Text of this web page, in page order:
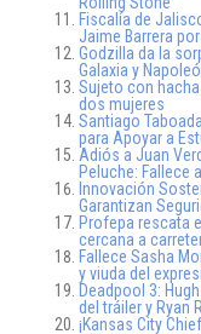
Fiscalía de
Jaime Barrera
Godzilla da la
Galaxia y
Sujeto con hacha
dos mujeres
Santiago
para Apoyar a
Adiós a Juan
Peluche: Fallece
Innovación
Garantizan
Profepa rescata
cercana a
Fallece Sasha
y viuda del
Deadpool 3:
del tráiler y Ryan
¡Kansas City